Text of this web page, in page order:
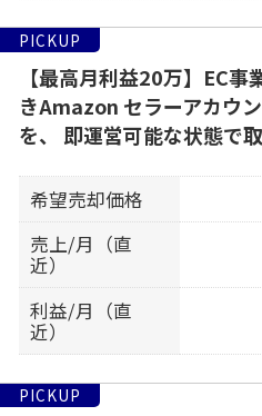
PICKUP
【最高月利益20万】EC
きAmazon セラーアカウ
を、 即運営可能な状態で
希望売却価格
売上/月（直
近）
利益/月（直
近）
PICKUP